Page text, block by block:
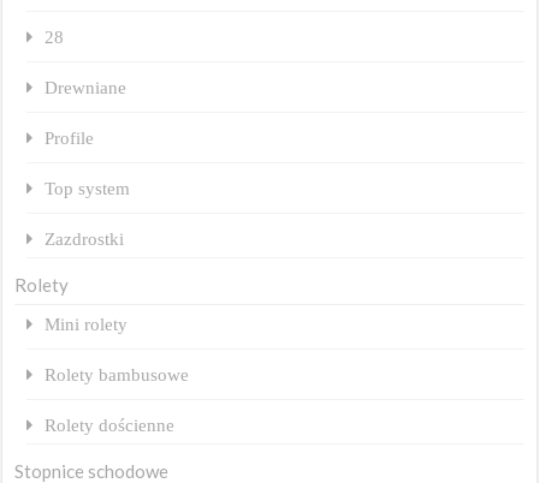
28
Drewniane
Profile
Top system
Zazdrostki
Rolety
Mini rolety
Rolety bambusowe
Rolety dościenne
Stopnice schodowe